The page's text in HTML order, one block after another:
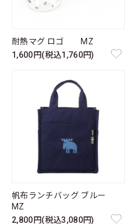
耐熱マグ ロゴ MZ
1,600円(税込1,760円)
帆布ランチバッグ ブルー
MZ
2,800円(税込3,080円)